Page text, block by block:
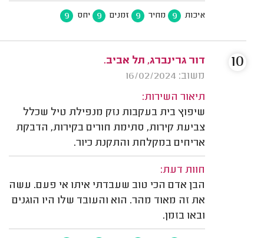
איכות 9 מחיר 9 זמנים 9 יחס 9
דור גרינברג, תל אביב.
משוב: 16/02/2024
תיאור השירות:
שיפוץ בית בעקבות נזק מנפילת טיל שכלל
צביעת קירות, סתימת חורים בקירות, הדבקת
אריחים במקלחת והתקנת כיור.
חוות דעת:
הבן אדם הכי טוב שעבדתי איתו אי פעם. עשה
את זה מאוד מהר. הוא והעובד שלו היו הוגנים
ובאו בזמן.
10